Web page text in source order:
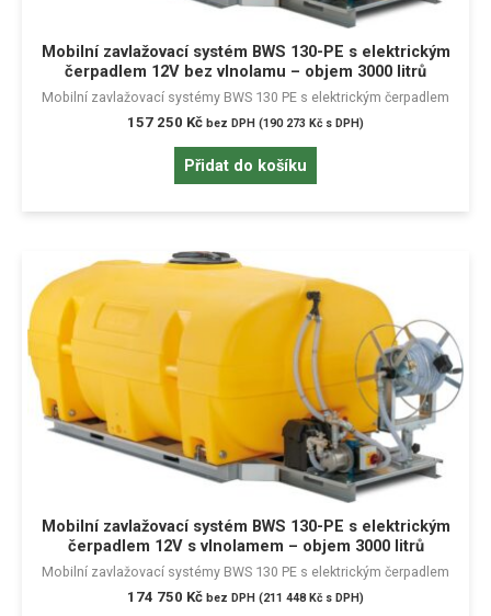
Mobilní zavlažovací systém BWS 130-PE s elektrickým
čerpadlem 12V bez vlnolamu – objem 3000 litrů
Mobilní zavlažovací systémy BWS 130 PE s elektrickým čerpadlem
157 250 Kč bez DPH (190 273 Kč s DPH)
Přidat do košíku
Mobilní zavlažovací systém BWS 130-PE s elektrickým
čerpadlem 12V s vlnolamem – objem 3000 litrů
Mobilní zavlažovací systémy BWS 130 PE s elektrickým čerpadlem
174 750 Kč bez DPH (211 448 Kč s DPH)